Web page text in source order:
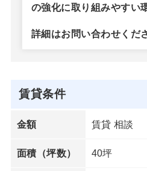
の強化に取り組みやすい
詳細はお問い合わせくだ
賃貸条件
金額 賃貸 相談
面積（坪数） 40坪